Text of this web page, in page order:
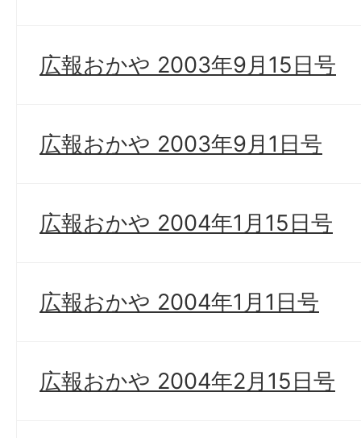
広報おかや 2003年9月15日号
広報おかや 2003年9月1日号
広報おかや 2004年1月15日号
広報おかや 2004年1月1日号
広報おかや 2004年2月15日号